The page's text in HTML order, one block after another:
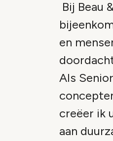
Bij Beau
en
Als
creëer ik
aan